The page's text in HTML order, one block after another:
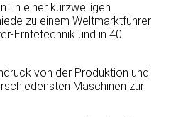
In einer kurzweiligen
zu einem Weltmarktführer
Erntetechnik und in 40
von der Produktion und
Maschinen zur